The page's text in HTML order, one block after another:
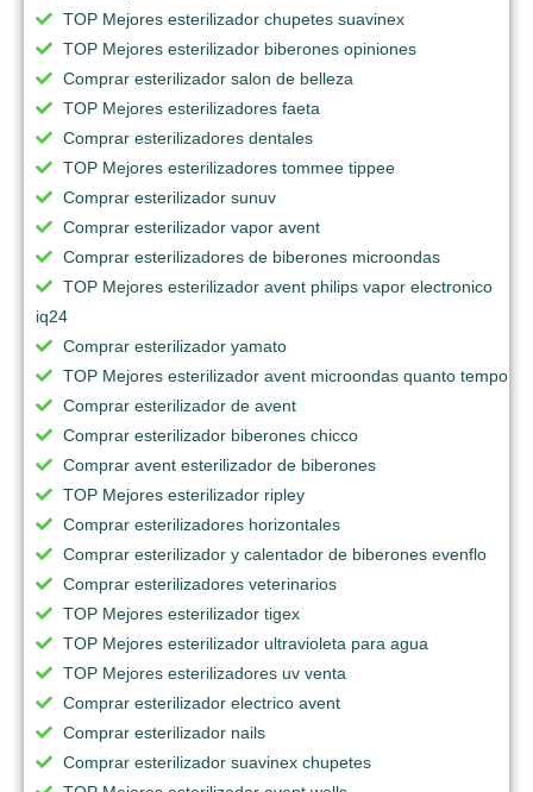
TOP Mejores esterilizador chupetes suavinex
TOP Mejores esterilizador biberones opiniones
Comprar esterilizador salon de belleza
TOP Mejores esterilizadores faeta
Comprar esterilizadores dentales
TOP Mejores esterilizadores tommee tippee
Comprar esterilizador sunuv
Comprar esterilizador vapor avent
Comprar esterilizadores de biberones microondas
TOP Mejores esterilizador avent philips vapor electronico
iq24
Comprar esterilizador yamato
TOP Mejores esterilizador avent microondas quanto tempo
Comprar esterilizador de avent
Comprar esterilizador biberones chicco
Comprar avent esterilizador de biberones
TOP Mejores esterilizador ripley
Comprar esterilizadores horizontales
Comprar esterilizador y calentador de biberones evenflo
Comprar esterilizadores veterinarios
TOP Mejores esterilizador tigex
TOP Mejores esterilizador ultravioleta para agua
TOP Mejores esterilizadores uv venta
Comprar esterilizador electrico avent
Comprar esterilizador nails
Comprar esterilizador suavinex chupetes